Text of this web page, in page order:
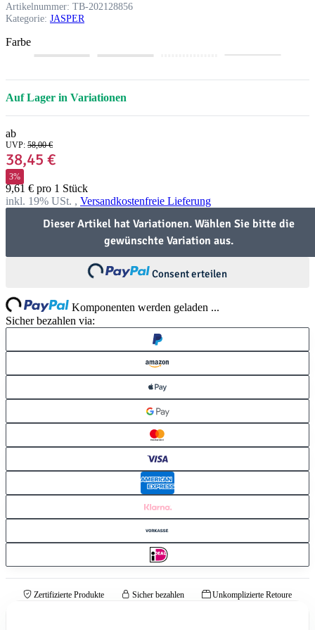
Artikelnummer: TB-202128856
Kategorie: JASPER
Farbe
M
t
G
u
a
r
Auf Lager in Variationen
ab
UVP: 58,00 €
38,45 €
3%
9,61 € pro 1 Stück
inkl. 19% USt. , Versandkostenfreie Lieferung
Dieser Artikel hat Variationen. Wählen Sie bitte die
gewünschte Variation aus.
Loading... Consent erteilen
Komponenten werden geladen ...
Sicher bezahlen via:
Zertifizierte Produkte Sicher bezahlen Unkomplizierte Retoure